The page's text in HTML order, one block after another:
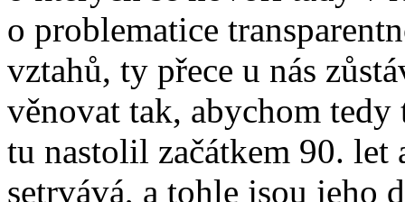
o problematice
vztahů, ty přece u nás
věnovat tak, abychom
tu nastolil začátkem 90.
setrvává, a tohle jsou jeho